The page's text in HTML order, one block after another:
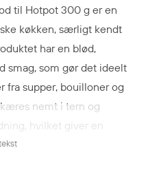
til Hotpot 300 g er en
køkken, særligt kendt
har en blød,
smag, som gør det ideelt
fra supper, bouilloner og
nemt i tern og
hvilket giver en
Det er særligt velegnet